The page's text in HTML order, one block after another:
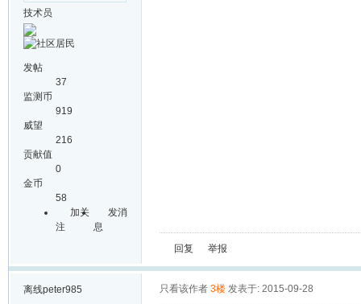
技术员
发帖
37
监测币
919
威望
216
贡献值
0
金币
58
加关
注
发消
息
回复 举报
离线peter985 只看该作者 3楼 发表于: 2015-09-28